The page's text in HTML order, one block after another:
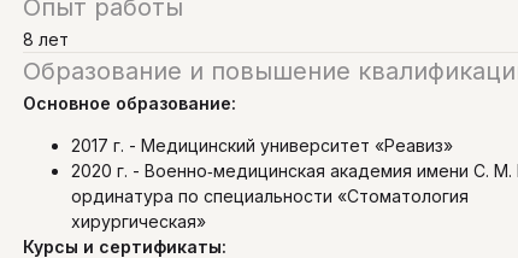
Опыт работы
8 лет
Образование и повышение
Основное образование:
2017 г. - Медицинский университет «Реавиз»
2020 г. - Военно‑медицинская академия имени С. М.
ординатура по специальности «Стоматология
хирургическая»
Курсы и сертификаты: